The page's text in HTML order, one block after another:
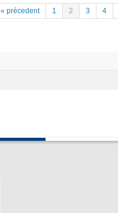
« précedent 1 2 3 4